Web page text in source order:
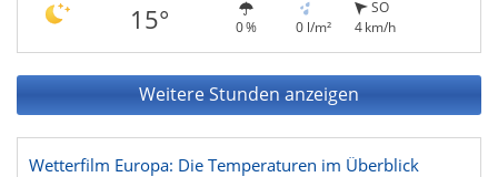
15° 0 % 0 l/m²
SO
4 km/h
Weitere Stunden anzeigen
Wetterfilm Europa: Die Temperaturen im Überblick